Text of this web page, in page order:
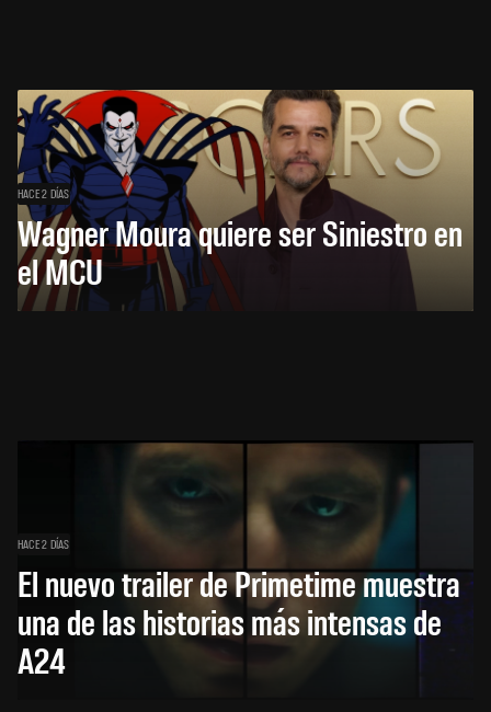
HACE 2 DÍAS
Wagner Moura quiere ser Siniestro en
el MCU
HACE 2 DÍAS
El nuevo trailer de Primetime muestra
una de las historias más intensas de
A24